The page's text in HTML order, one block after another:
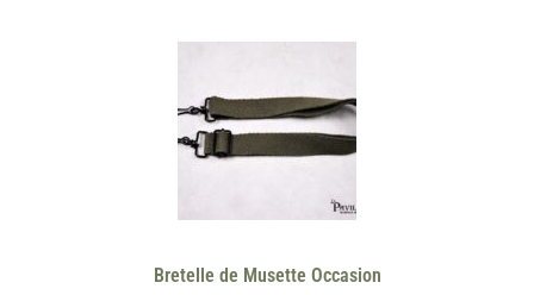
Bretelle de Musette Occasion